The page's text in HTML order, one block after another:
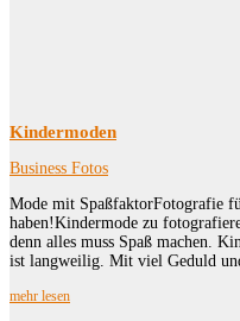
Kindermoden
Business Fotos
Mode mit SpaßfaktorFotografie
haben!Kindermode zu
denn alles muss Spaß machen.
ist langweilig. Mit viel Geduld
mehr lesen